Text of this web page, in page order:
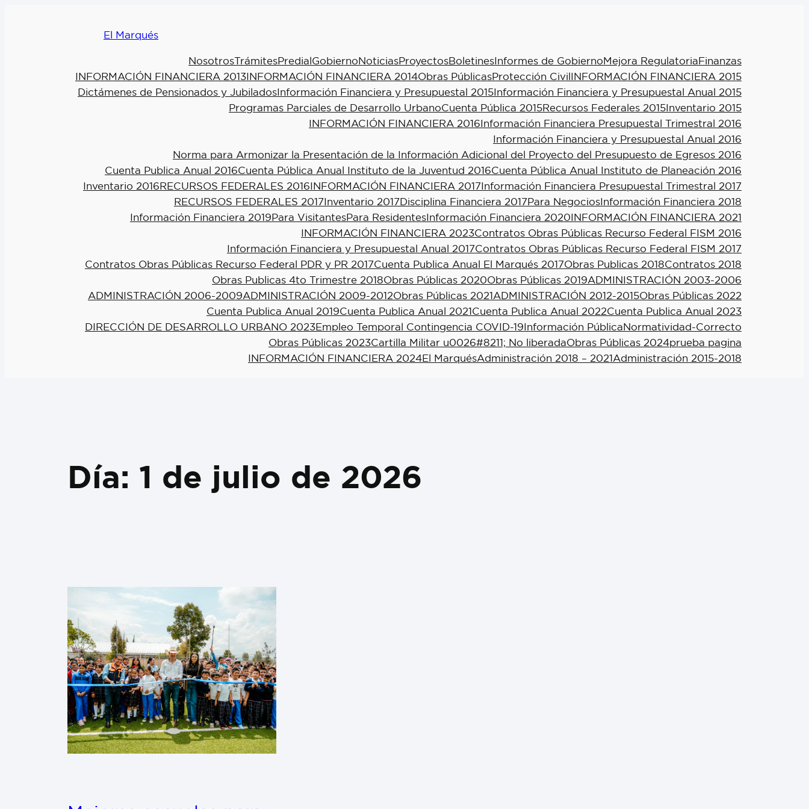
El Marqués
NosotrosTrámitesPredialGobiernoNoticiasProyectosBoletinesInformes de GobiernoMejora RegulatoriaFinanzas
INFORMACIÓN FINANCIERA 2013INFORMACIÓN FINANCIERA 2014Obras PúblicasProtección CivilINFORMACIÓN FINANCIERA 2015
Dictámenes de Pensionados y JubiladosInformación Financiera y Presupuestal 2015Información Financiera y Presupuestal Anual 2015
Programas Parciales de Desarrollo UrbanoCuenta Pública 2015Recursos Federales 2015Inventario 2015
INFORMACIÓN FINANCIERA 2016Información Financiera Presupuestal Trimestral 2016
Información Financiera y Presupuestal Anual 2016
Norma para Armonizar la Presentación de la Información Adicional del Proyecto del Presupuesto de Egresos 2016
Cuenta Publica Anual 2016Cuenta Pública Anual Instituto de la Juventud 2016Cuenta Pública Anual Instituto de Planeación 2016
Inventario 2016RECURSOS FEDERALES 2016INFORMACIÓN FINANCIERA 2017Información Financiera Presupuestal Trimestral 2017
RECURSOS FEDERALES 2017Inventario 2017Disciplina Financiera 2017Para NegociosInformación Financiera 2018
Información Financiera 2019Para VisitantesPara ResidentesInformación Financiera 2020INFORMACIÓN FINANCIERA 2021
INFORMACIÓN FINANCIERA 2023Contratos Obras Públicas Recurso Federal FISM 2016
Información Financiera y Presupuestal Anual 2017Contratos Obras Públicas Recurso Federal FISM 2017
Contratos Obras Públicas Recurso Federal PDR y PR 2017Cuenta Publica Anual El Marqués 2017Obras Publicas 2018Contratos 2018
Obras Publicas 4to Trimestre 2018Obras Públicas 2020Obras Públicas 2019ADMINISTRACIÓN 2003-2006
ADMINISTRACIÓN 2006-2009ADMINISTRACIÓN 2009-2012Obras Públicas 2021ADMINISTRACIÓN 2012-2015Obras Públicas 2022
Cuenta Publica Anual 2019Cuenta Publica Anual 2021Cuenta Publica Anual 2022Cuenta Publica Anual 2023
DIRECCIÓN DE DESARROLLO URBANO 2023Empleo Temporal Contingencia COVID-19Información PúblicaNormatividad-Correcto
Obras Públicas 2023Cartilla Militar u0026#8211; No liberadaObras Públicas 2024prueba pagina
INFORMACIÓN FINANCIERA 2024El MarquésAdministración 2018 – 2021Administración 2015-2018
Día: 1 de julio de 2026